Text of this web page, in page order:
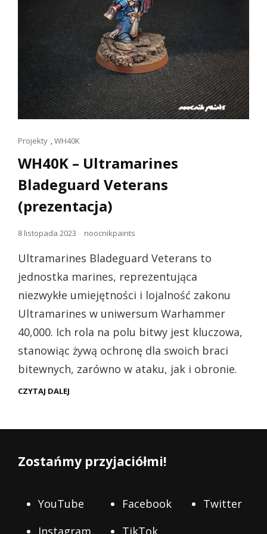
Linki
kotów
Projekty ,WH40K
WH40K – Ultramarines
Bladeguard Veterans
(prezentacja)
Opublikowano
8 listopada 2023 noocnikpaints
Ultramarines Bladeguard Veterans to
jednostka marines, reprezentująca
niezwykłe umiejętności i lojalność zakonu
Ultramarines w uniwersum Warhammer
40,000. Ich rola na polu bitwy jest kluczowa,
stanowiąc żywą ochronę dla swoich braci
bitewnych, zarówno w ataku, jak i obronie.
CZYTAJ DALEJ
VETERANS
Zostańmy przyjaciółmi!
YouTube
Facebook
Twitter